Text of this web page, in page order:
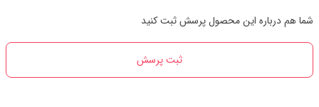
شما هم درباره این محصول پرسش ثبت کنید
ثبت پرسش